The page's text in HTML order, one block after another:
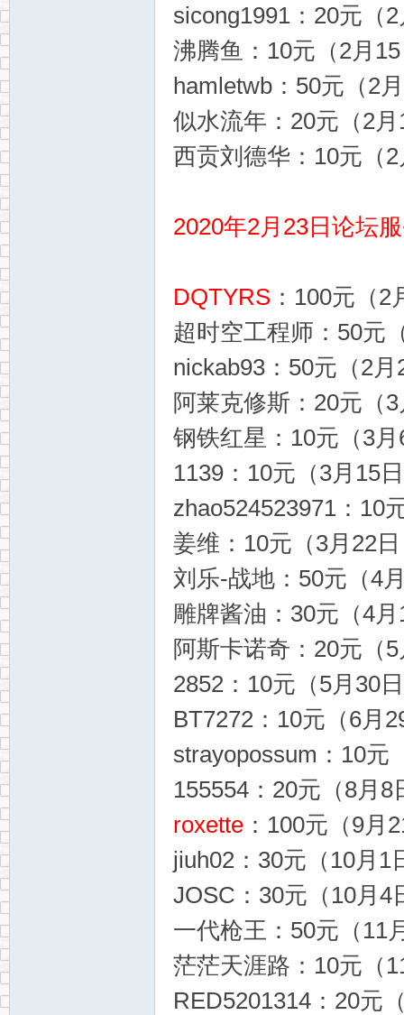
sicong1991：20元（
沸腾鱼：10元（2月
hamletwb：50元（2
似水流年：20元（2
西贡刘德华：10元（
2020年2月23日论坛
DQTYRS：100元（2
超时空工程师：50元
nickab93：50元（2
阿莱克修斯：20元（
钢铁红星：10元（3
1139：10元（3月15
zhao524523971：10
姜维：10元（3月22
刘乐-战地：50元（4
雕牌酱油：30元（4
阿斯卡诺奇：20元（
2852：10元（5月30
BT7272：10元（6月
strayopossum：10元
155554：20元（8月8
roxette：100元（9月
jiuh02：30元（10月1
JOSC：30元（10月4
一代枪王：50元（11
茫茫天涯路：10元（
RED5201314：20元